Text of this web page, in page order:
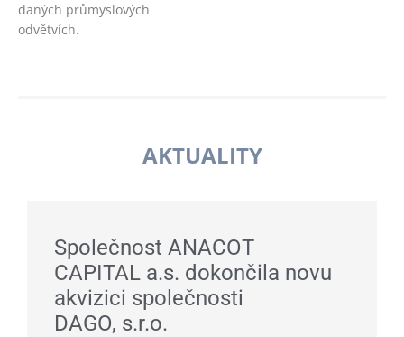
daných průmyslových
odvětvích.
AKTUALITY
Společnost ANACOT
CAPITAL a.s. dokončila novu
akvizici společnosti
DAGO, s.r.o.